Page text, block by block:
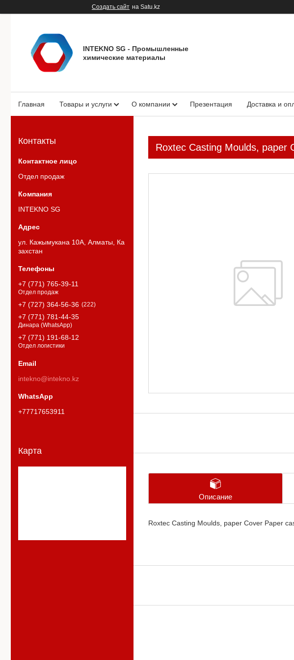
Создать сайт на Satu.kz
INTEKNO SG - Промышленные
химические материалы
Главная Товары и услуги О компании Презентация Доставка и
Roxtec Casting Moulds, paper
Описание
Roxtec Casting Moulds, paper Cover Paper
Контакты
Отдел продаж
INTEKNO SG
ул. Кажымукана 10А, Алматы, Ка
захстан
+7 (771) 765-39-11
Отдел продаж
+7 (727) 364-56-36 222
+7 (771) 781-44-35
Динара (WhatsApp)
+7 (771) 191-68-12
Отдел логистики
intekno@intekno.kz
+77717653911
Карта